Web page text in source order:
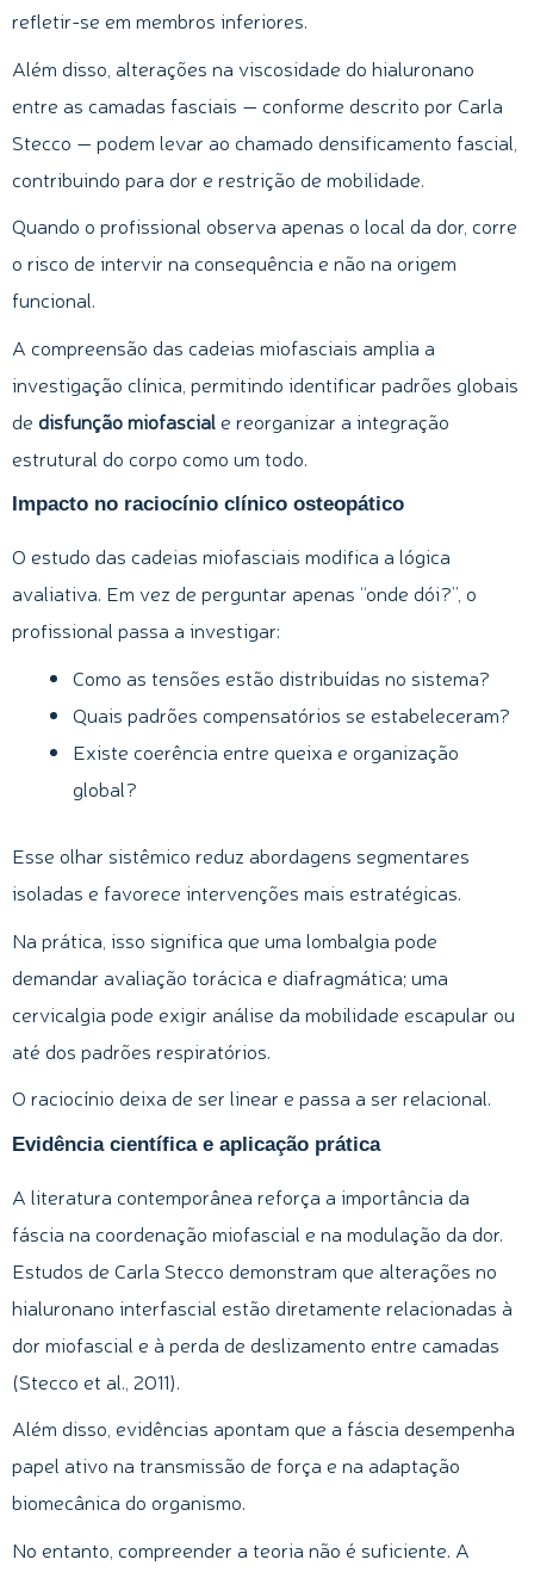
refletir-se em membros inferiores.
Além disso, alterações na viscosidade do hialuronano
entre as camadas fasciais — conforme descrito por Carla
Stecco — podem levar ao chamado densificamento fascial,
contribuindo para dor e restrição de mobilidade.
Quando o profissional observa apenas o local da dor, corre
o risco de intervir na consequência e não na origem
funcional.
A compreensão das cadeias miofasciais amplia a
investigação clínica, permitindo identificar padrões globais
de disfunção miofasciale reorganizar a integração
estrutural do corpo como um todo.
Impacto no raciocínio clínico osteopático
O estudo das cadeias miofasciais modifica a lógica
avaliativa. Em vez de perguntar apenas “onde dói?”, o
profissional passa a investigar:
Como as tensões estão distribuídas no sistema?
Quais padrões compensatórios se estabeleceram?
Existe coerência entre queixa e organização
global?
Esse olhar sistêmico reduz abordagens segmentares
isoladas e favorece intervenções mais estratégicas.
Na prática, isso significa que uma lombalgia pode
demandar avaliação torácica e diafragmática; uma
cervicalgia pode exigir análise da mobilidade escapular ou
até dos padrões respiratórios.
O raciocínio deixa de ser linear e passa a ser relacional.
Evidência científica e aplicação prática
A literatura contemporânea reforça a importância da
fáscia na coordenação miofascial e na modulação da dor.
Estudos de Carla Stecco demonstram que alterações no
hialuronano interfascial estão diretamente relacionadas à
dor miofascial e à perda de deslizamento entre camadas
(Stecco et al., 2011).
Além disso, evidências apontam que a fáscia desempenha
papel ativo na transmissão de força e na adaptação
biomecânica do organismo.
No entanto, compreender a teoria não é suficiente. A